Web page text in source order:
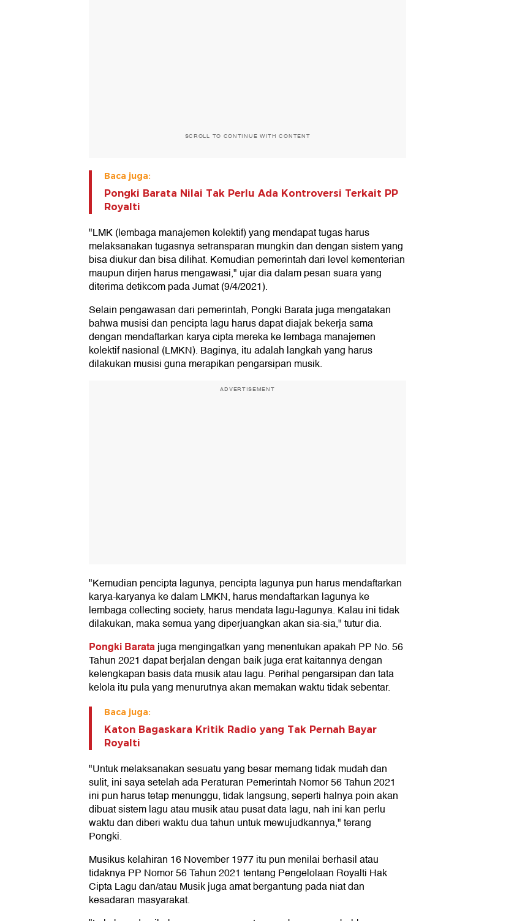
SCROLL TO CONTINUE WITH CONTENT
Baca juga:
Pongki Barata Nilai Tak Perlu Ada Kontroversi Terkait PP
Royalti
"LMK (lembaga manajemen kolektif) yang mendapat tugas harus
melaksanakan tugasnya setransparan mungkin dan dengan sistem yang
bisa diukur dan bisa dilihat. Kemudian pemerintah dari level kementerian
maupun dirjen harus mengawasi," ujar dia dalam pesan suara yang
diterima detikcom pada Jumat (9/4/2021).
Selain pengawasan dari pemerintah, Pongki Barata juga mengatakan
bahwa musisi dan pencipta lagu harus dapat diajak bekerja sama
dengan mendaftarkan karya cipta mereka ke lembaga manajemen
kolektif nasional (LMKN). Baginya, itu adalah langkah yang harus
dilakukan musisi guna merapikan pengarsipan musik.
ADVERTISEMENT
"Kemudian pencipta lagunya, pencipta lagunya pun harus mendaftarkan
karya-karyanya ke dalam LMKN, harus mendaftarkan lagunya ke
lembaga collecting society, harus mendata lagu-lagunya. Kalau ini tidak
dilakukan, maka semua yang diperjuangkan akan sia-sia," tutur dia.
Pongki Baratajuga mengingatkan yang menentukan apakah PP No. 56
Tahun 2021 dapat berjalan dengan baik juga erat kaitannya dengan
kelengkapan basis data musik atau lagu. Perihal pengarsipan dan tata
kelola itu pula yang menurutnya akan memakan waktu tidak sebentar.
Baca juga:
Katon Bagaskara Kritik Radio yang Tak Pernah Bayar
Royalti
"Untuk melaksanakan sesuatu yang besar memang tidak mudah dan
sulit, ini saya setelah ada Peraturan Pemerintah Nomor 56 Tahun 2021
ini pun harus tetap menunggu, tidak langsung, seperti halnya poin akan
dibuat sistem lagu atau musik atau pusat data lagu, nah ini kan perlu
waktu dan diberi waktu dua tahun untuk mewujudkannya," terang
Pongki.
Musikus kelahiran 16 November 1977 itu pun menilai berhasil atau
tidaknya PP Nomor 56 Tahun 2021 tentang Pengelolaan Royalti Hak
Cipta Lagu dan/atau Musik juga amat bergantung pada niat dan
kesadaran masyarakat.